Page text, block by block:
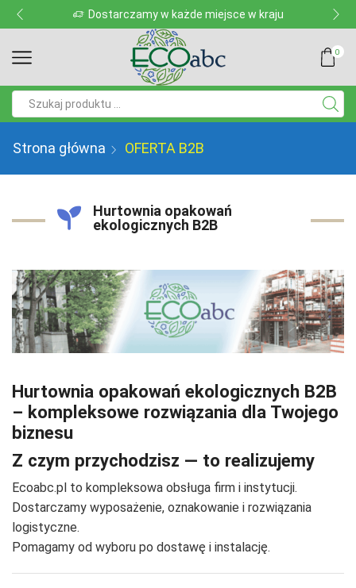
Dostarczamy w każde miejsce w kraju
0
Strona główna OFERTA B2B
Hurtownia opakowań
ekologicznych B2B
Hurtownia opakowań ekologicznych B2B
– kompleksowe rozwiązania dla Twojego
biznesu
Z czym przychodzisz — to realizujemy
Ecoabc.pl to kompleksowa obsługa firm i instytucji.
Dostarczamy wyposażenie, oznakowanie i rozwiązania
logistyczne.
Pomagamy od wyboru po dostawę i instalację.